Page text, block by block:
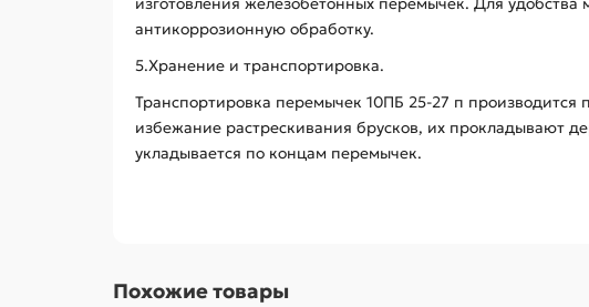
антикоррозионную обработку.
5.Хранение и транспортировка.
Транспортировка перемычек 10ПБ 25-27 п
избежание растрескивания брусков, их прокладывают
укладывается по концам перемычек.
Похожие товары